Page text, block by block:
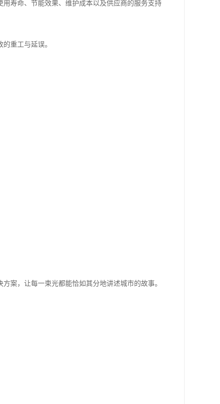
寿命、节能效果、维护成本以及供应商的服务支持
重工与延误。
案，让每一束光都能恰如其分地讲述城市的故事。